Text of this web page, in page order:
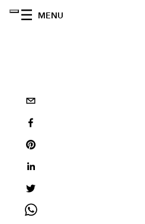
MENU